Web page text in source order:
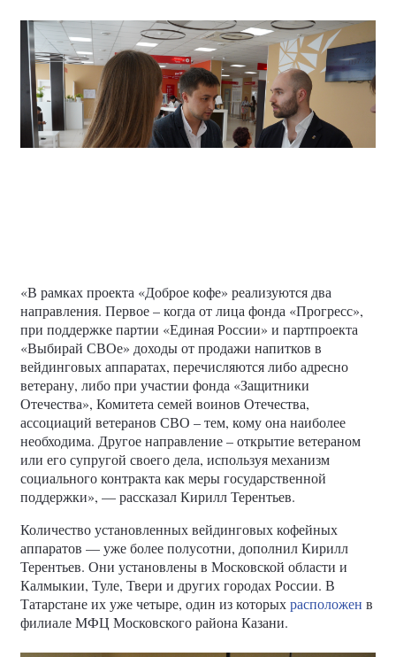
«В рамках проекта «Доброе кофе» реализуются два
направления. Первое – когда от лица фонда «Прогресс»,
при поддержке партии «Единая России» и партпроекта
«Выбирай СВОе» доходы от продажи напитков в
вейдинговых аппаратах, перечисляются либо адресно
ветерану, либо при участии фонда «Защитники
Отечества», Комитета семей воинов Отечества,
ассоциаций ветеранов СВО – тем, кому она наиболее
необходима. Другое направление – открытие ветераном
или его супругой своего дела, используя механизм
социального контракта как меры государственной
поддержки», — рассказал Кирилл Терентьев.
Количество установленных вейдинговых кофейных
аппаратов — уже более полусотни, дополнил Кирилл
Терентьев. Они установлены в Московской области и
Калмыкии, Туле, Твери и других городах России. В
Татарстане их уже четыре, один из которыхрасположен в
филиале МФЦ Московского района Казани.